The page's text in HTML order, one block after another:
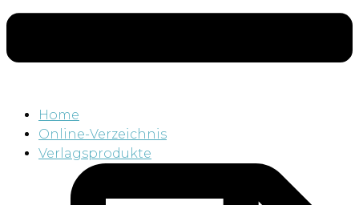
Home
Online-Verzeichnis
Verlagsprodukte